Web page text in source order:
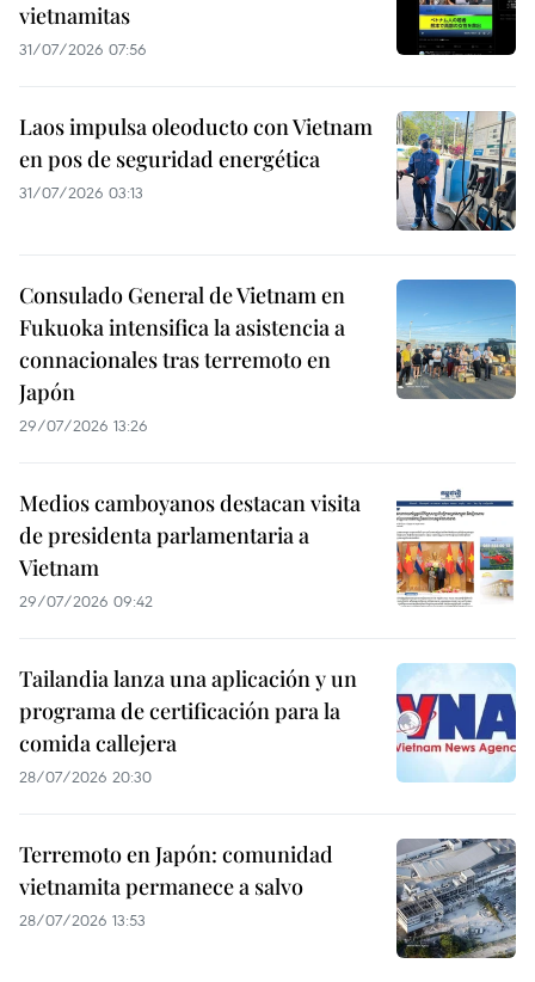
vietnamitas
31/07/2026 07:56
Laos impulsa oleoducto con Vietnam
en pos de seguridad energética
31/07/2026 03:13
Consulado General de Vietnam en
Fukuoka intensifica la asistencia a
connacionales tras terremoto en
Japón
29/07/2026 13:26
Medios camboyanos destacan visita
de presidenta parlamentaria a
Vietnam
29/07/2026 09:42
Tailandia lanza una aplicación y un
programa de certificación para la
comida callejera
28/07/2026 20:30
Terremoto en Japón: comunidad
vietnamita permanece a salvo
28/07/2026 13:53